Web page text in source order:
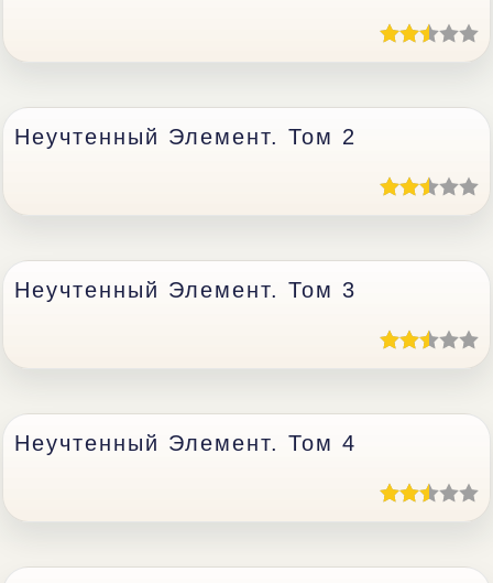
Неучтенный Элемент. Том 2
Неучтенный Элемент. Том 3
Неучтенный Элемент. Том 4